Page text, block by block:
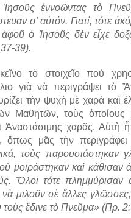
ἐννοῶντας τὸ
σ’ αὐτόν. Γιατί, τότε
ὁ Ἰησοῦς δὲν εἶχε
39).
τὸ στοιχεῖο ποὺ
γιὰ νὰ περιγράψει τὸ
τὴν ψυχὴ μὲ χαρὰ καὶ
Μαθητῶν, τοὺς ὁποίους
Ἀναστάσιμης χαρᾶς. Αὐτὴ
ὅπως μᾶς τὴν περιγράφει
τοὺς παρουσιάστηκαν
μοιράστηκαν καὶ κάθισαν
Ὅλοι τότε
νὰ μιλοῦν σὲ ἄλλες
τοὺς ἔδινε τὸ Πνεῦμα» (Πρ.